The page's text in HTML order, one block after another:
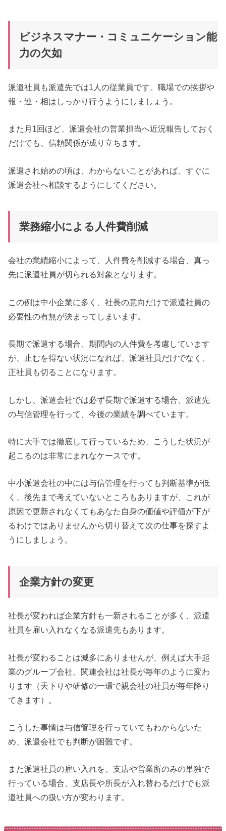
ビジネスマナー・コミュニケーション能
力の欠如
派遣社員も派遣先では1人の従業員です。職場での挨拶や
報・連・相はしっかり行うようにしましょう。
また月1回ほど、派遣会社の営業担当へ近況報告しておく
だけでも、信頼関係が成り立ちます。
派遣され始めの頃は、わからないことがあれば、すぐに
派遣会社へ相談するようにしてください。
業務縮小による人件費削減
会社の業績縮小によって、人件費を削減する場合、真っ
先に派遣社員が切られる対象となります。
この例は中小企業に多く、社長の意向だけで派遣社員の
必要性の有無が決まってしまいます。
長期で派遣する場合、期間内の人件費を考慮しています
が、止むを得ない状況になれば、派遣社員だけでなく、
正社員も切ることになります。
しかし、派遣会社では必ず長期で派遣する場合、派遣先
の与信管理を行って、今後の業績を調べています。
特に大手では徹底して行っているため、こうした状況が
起こるのは非常にまれなケースです。
中小派遣会社の中には与信管理を行っても判断基準が低
く、後先まで考えていないところもありますが、これが
原因で更新されなくてもあなた自身の価値や評価が下が
るわけではありませんから切り替えて次の仕事を探すよ
うにしましょう。
企業方針の変更
社長が変われば企業方針も一新されることが多く、派遣
社員を雇い入れなくなる派遣先もあります。
社長が変わることは滅多にありませんが、例えば大手起
業のグループ会社、関連会社は社長が毎年のように変わ
ります（天下りや研修の一環で親会社の社員が毎年降り
てきます）。
こうした事情は与信管理を行っていてもわからないた
め、派遣会社でも判断が困難です。
また派遣社員の雇い入れを、支店や営業所のみの単独で
行っている場合、支店長や所長が入れ替わるだけでも派
遣社員への扱い方が変わります。